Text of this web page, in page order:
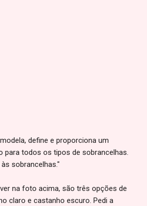
define e proporciona um
para todos os tipos de sobrancelhas.
sobrancelhas."
na foto acima, são três opções de
claro e castanho escuro. Pedi a